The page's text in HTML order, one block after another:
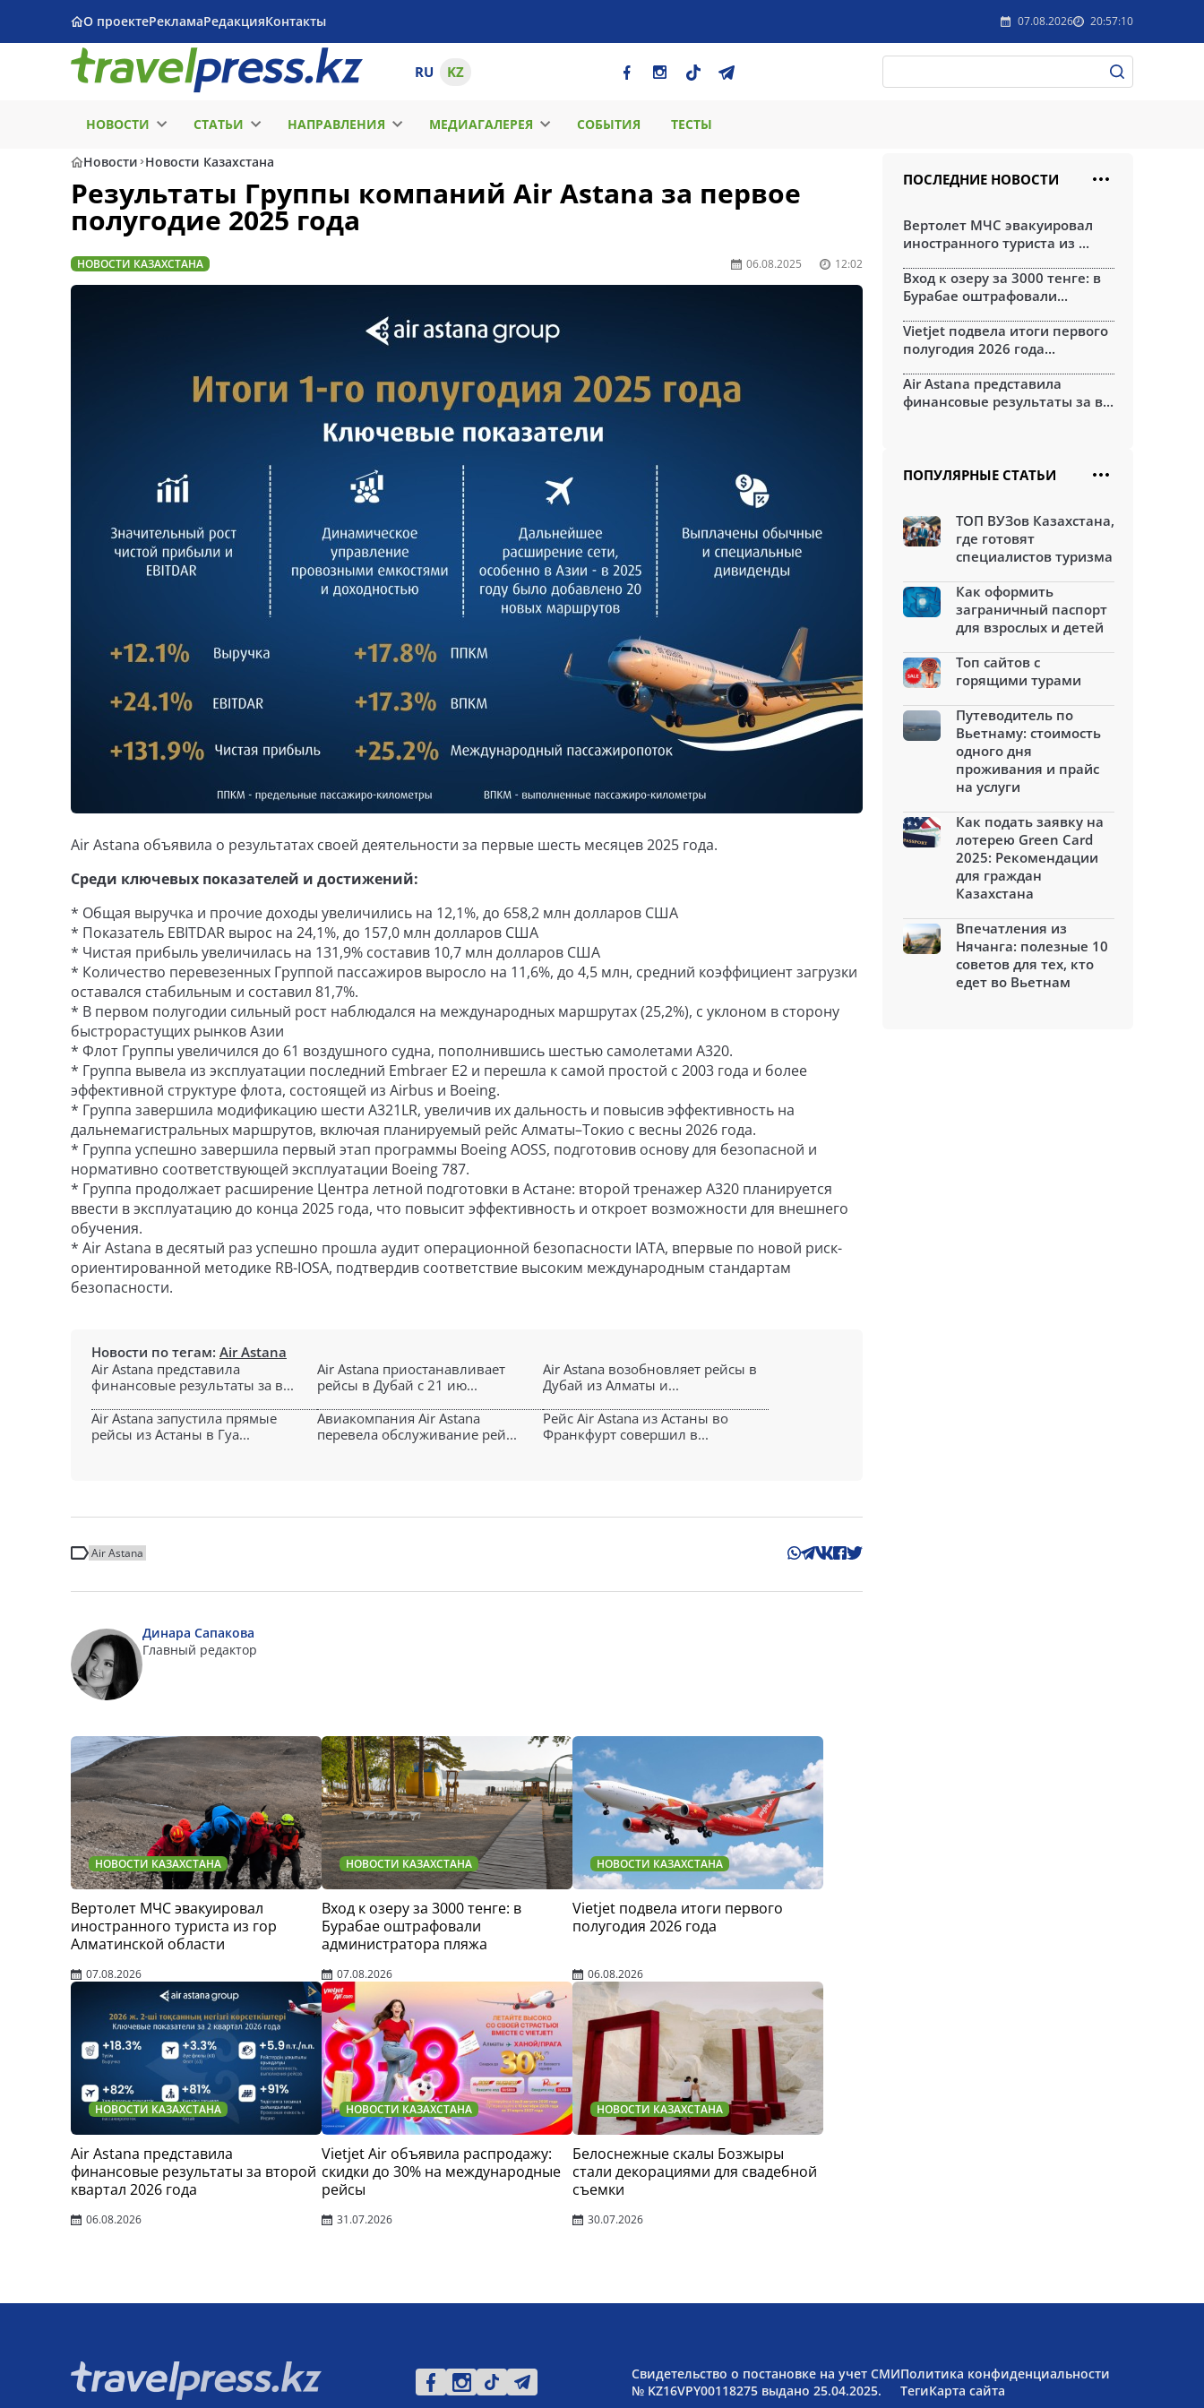
О проектеРекламаРедакцияКонтакты 07.08.2026 20:57:10
RU KZ
НОВОСТИ СТАТЬИ НАПРАВЛЕНИЯ МЕДИАГАЛЕРЕЯ СОБЫТИЯ ТЕСТЫ
Новости Новости Казахстана
Результаты Группы компаний Air Astana за первое
полугодие 2025 года
НОВОСТИ КАЗАХСТАНА 06.08.2025 12:02
Air Astana объявила о результатах своей деятельности за первые шесть месяцев 2025 года.
Среди ключевых показателей и достижений:
* Общая выручка и прочие доходы увеличились на 12,1%, до 658,2 млн долларов США
* Показатель EBITDAR вырос на 24,1%, до 157,0 млн долларов США
* Чистая прибыль увеличилась на 131,9% составив 10,7 млн долларов США
* Количество перевезенных Группой пассажиров выросло на 11,6%, до 4,5 млн, средний коэффициент загрузки
оставался стабильным и составил 81,7%.
* В первом полугодии сильный рост наблюдался на международных маршрутах (25,2%), с уклоном в сторону
быстрорастущих рынков Азии
* Флот Группы увеличился до 61 воздушного судна, пополнившись шестью самолетами A320.
* Группа вывела из эксплуатации последний Embraer E2 и перешла к самой простой с 2003 года и более
эффективной структуре флота, состоящей из Airbus и Boeing.
* Группа завершила модификацию шести A321LR, увеличив их дальность и повысив эффективность на
дальнемагистральных маршрутов, включая планируемый рейс Алматы–Токио с весны 2026 года.
* Группа успешно завершила первый этап программы Boeing AOSS, подготовив основу для безопасной и
нормативно соответствующей эксплуатации Boeing 787.
* Группа продолжает расширение Центра летной подготовки в Астане: второй тренажер A320 планируется
ввести в эксплуатацию до конца 2025 года, что повысит эффективность и откроет возможности для внешнего
обучения.
* Air Astana в десятый раз успешно прошла аудит операционной безопасности IATA, впервые по новой риск-
ориентированной методике RB-IOSA, подтвердив соответствие высоким международным стандартам
безопасности.
Новости по тегам: Air Astana
Air Astana представила
финансовые результаты за в...
Air Astana приостанавливает
рейсы в Дубай с 21 ию...
Air Astana возобновляет рейсы в
Дубай из Алматы и...
Air Astana запустила прямые
рейсы из Астаны в Гуа...
Авиакомпания Air Astana
перевела обслуживание рей...
Рейс Air Astana из Астаны во
Франкфурт совершил в...
Air Astana
Динара Сапакова
Главный редактор
НОВОСТИ КАЗАХСТАНА
Вертолет МЧС эвакуировал
иностранного туриста из гор
Алматинской области
07.08.2026
НОВОСТИ КАЗАХСТАНА
Вход к озеру за 3000 тенге: в
Бурабае оштрафовали
администратора пляжа
07.08.2026
НОВОСТИ КАЗАХСТАНА
Vietjet подвела итоги первого
полугодия 2026 года
06.08.2026
НОВОСТИ КАЗАХСТАНА
Air Astana представила
финансовые результаты за второй
квартал 2026 года
06.08.2026
НОВОСТИ КАЗАХСТАНА
Vietjet Air объявила распродажу:
скидки до 30% на международные
рейсы
31.07.2026
НОВОСТИ КАЗАХСТАНА
Белоснежные скалы Бозжыры
стали декорациями для свадебной
съемки
30.07.2026
ПОСЛЕДНИЕ НОВОСТИ
Вертолет МЧС эвакуировал
иностранного туриста из ...
Вход к озеру за 3000 тенге: в
Бурабае оштрафовали...
Vietjet подвела итоги первого
полугодия 2026 года...
Air Astana представила
финансовые результаты за в...
ПОПУЛЯРНЫЕ СТАТЬИ
ТОП ВУЗов Казахстана,
где готовят
специалистов туризма
Как оформить
заграничный паспорт
для взрослых и детей
Топ сайтов с
горящими турами
Путеводитель по
Вьетнаму: стоимость
одного дня
проживания и прайс
на услуги
Как подать заявку на
лотерею Green Card
2025: Рекомендации
для граждан
Казахстана
Впечатления из
Нячанга: полезные 10
советов для тех, кто
едет во Вьетнам
Свидетельство о постановке на учет СМИ
№ KZ16VPY00118275 выдано 25.04.2025.
Политика конфиденциальности
ТегиКарта сайта